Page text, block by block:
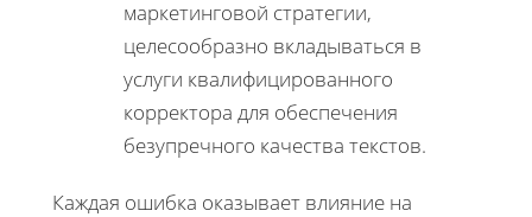
маркетинговой стратегии,
целесообразно вкладываться в
услуги квалифицированного
корректора для обеспечения
безупречного качества текстов.
Каждая ошибка оказывает влияние на